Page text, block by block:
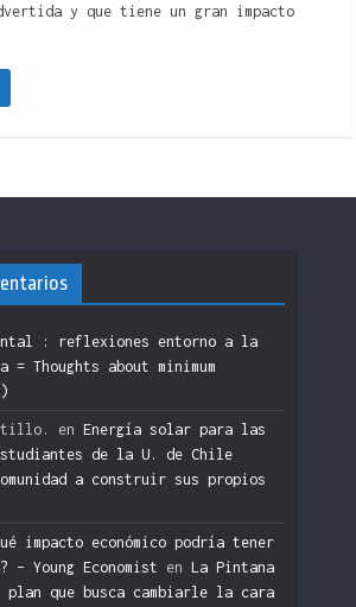
y que tiene un gran impacto
: reflexiones entorno a la
= Thoughts about minimum
en Energía solar para las
de la U. de Chile
a construir sus propios
impacto económico podría tener
– Young Economist en La Pintana
que busca cambiarle la cara